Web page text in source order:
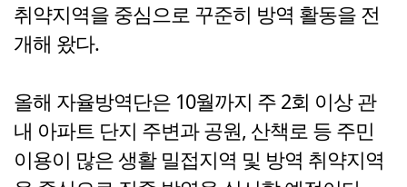
취약지역을 중심으로 꾸준히 방역 활동을 전
개해 왔다.
올해 자율방역단은 10월까지 주 2회 이상 관
내 아파트 단지 주변과 공원, 산책로 등 주민
이용이 많은 생활 밀접지역 및 방역 취약지역